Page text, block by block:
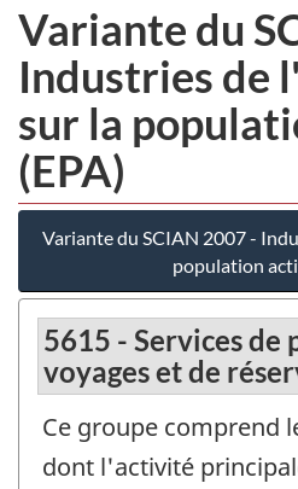
Variante du
Industries de
sur la
(EPA)
Variante du SCIAN 2007 -
population
5615 - Services de
voyages et de
Ce groupe comprend
dont l'activité